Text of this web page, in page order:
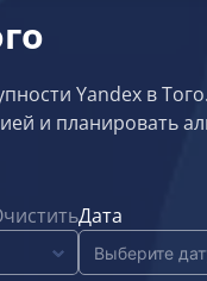
Yandex в
и планировать
Дата